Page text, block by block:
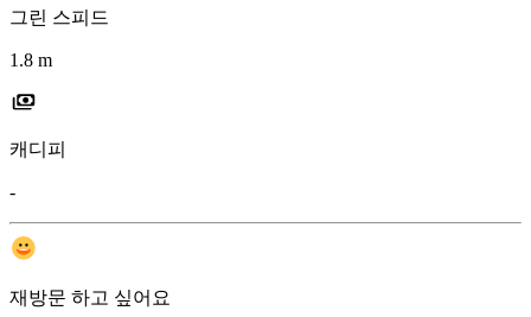
그린 스피드
1.8 m
캐디피
-
재방문 하고 싶어요